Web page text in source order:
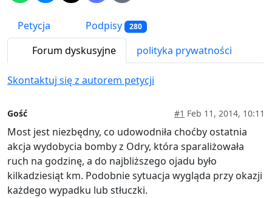
Petycja Podpisy 280
Forum dyskusyjne polityka prywatności
Skontaktuj się z autorem petycji
Gość #1 Feb 11, 2014, 10:11
Most jest niezbędny, co udowodniła choćby ostatnia
akcja wydobycia bomby z Odry, która sparaliżowała
ruch na godzinę, a do najbliższego ojadu było
kilkadziesiąt km. Podobnie sytuacja wygląda przy okazji
każdego wypadku lub stłuczki.